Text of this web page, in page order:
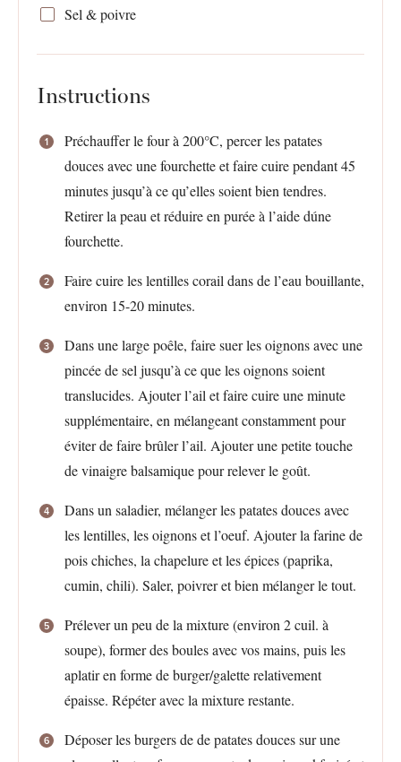
Sel & poivre
Instructions
Préchauffer le four à 200°C, percer les patates
douces avec une fourchette et faire cuire pendant 45
minutes jusqu’à ce qu’elles soient bien tendres.
Retirer la peau et réduire en purée à l’aide dúne
fourchette.
Faire cuire les lentilles corail dans de l’eau bouillante,
environ 15-20 minutes.
Dans une large poêle, faire suer les oignons avec une
pincée de sel jusqu’à ce que les oignons soient
translucides. Ajouter l’ail et faire cuire une minute
supplémentaire, en mélangeant constamment pour
éviter de faire brûler l’ail. Ajouter une petite touche
de vinaigre balsamique pour relever le goût.
Dans un saladier, mélanger les patates douces avec
les lentilles, les oignons et l’oeuf. Ajouter la farine de
pois chiches, la chapelure et les épices (paprika,
cumin, chili). Saler, poivrer et bien mélanger le tout.
Prélever un peu de la mixture (environ 2 cuil. à
soupe), former des boules avec vos mains, puis les
aplatir en forme de burger/galette relativement
épaisse. Répéter avec la mixture restante.
Déposer les burgers de de patates douces sur une